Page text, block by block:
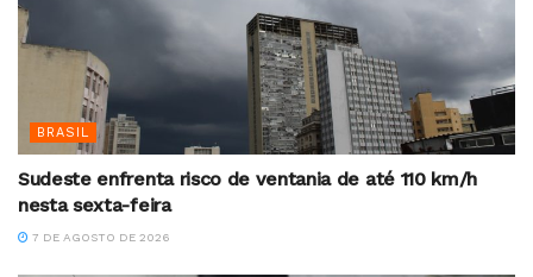
BRASIL
Sudeste enfrenta risco de ventania de até 110 km/h
nesta sexta-feira
7 DE AGOSTO DE 2026